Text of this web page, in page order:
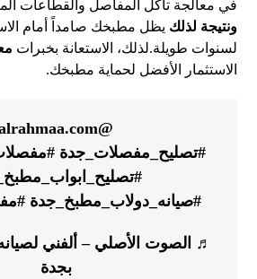
في معالجة تآكل المفاصل والقطاعات
ونتيجة لذلك يظل مطبخك صامداً أمام
لسنوات طويلة.لذلك، الاستعانة بخبرات
الاستثمار الأفضل لحماية مطبخك.
@alrahmaa.com
#تصليح_مفصلات_جدة
#صيانه_دولاب_مطبخ_جدة
♬ الصوت الأصلي – ألفني
بجدة